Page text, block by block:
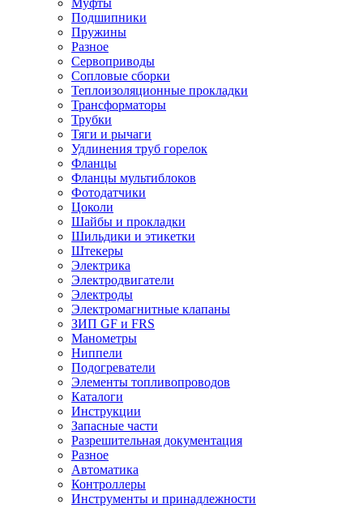
Муфты
Подшипники
Пружины
Разное
Сервоприводы
Сопловые сборки
Теплоизоляционные прокладки
Трансформаторы
Трубки
Тяги и рычаги
Удлинения труб горелок
Фланцы
Фланцы мультиблоков
Фотодатчики
Цоколи
Шайбы и прокладки
Шильдики и этикетки
Штекеры
Электрика
Электродвигатели
Электроды
Электромагнитные клапаны
ЗИП GF и FRS
Манометры
Ниппели
Подогреватели
Элементы топливопроводов
Каталоги
Инструкции
Запасные части
Разрешительная документация
Разное
Автоматика
Контроллеры
Инструменты и принадлежности